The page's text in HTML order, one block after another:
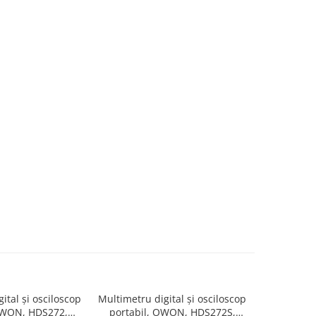
și osciloscop
HDS272,
Multimetru digital și osciloscop
portabil, OWON, HDS272S,